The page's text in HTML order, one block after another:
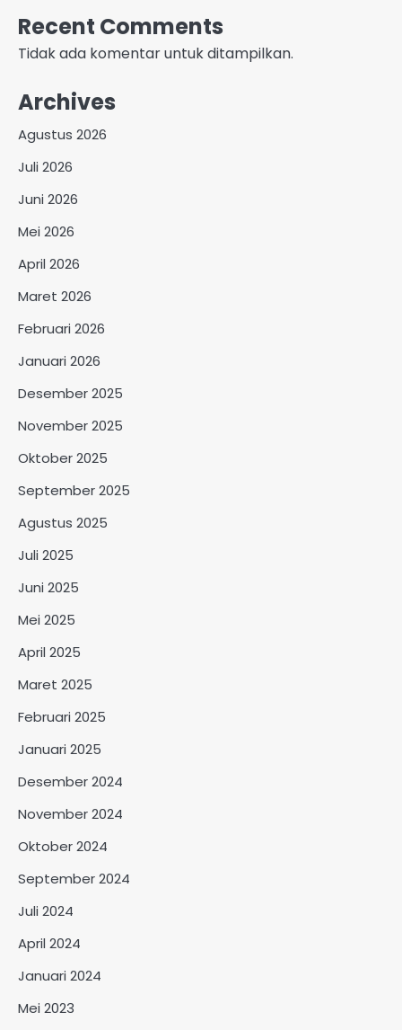
Recent Comments
Tidak ada komentar untuk ditampilkan.
Archives
Agustus 2026
Juli 2026
Juni 2026
Mei 2026
April 2026
Maret 2026
Februari 2026
Januari 2026
Desember 2025
November 2025
Oktober 2025
September 2025
Agustus 2025
Juli 2025
Juni 2025
Mei 2025
April 2025
Maret 2025
Februari 2025
Januari 2025
Desember 2024
November 2024
Oktober 2024
September 2024
Juli 2024
April 2024
Januari 2024
Mei 2023